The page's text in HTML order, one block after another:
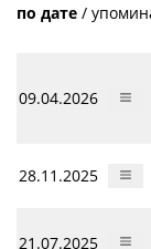
по дате /
09.04.2026
28.11.2025
21.07.2025